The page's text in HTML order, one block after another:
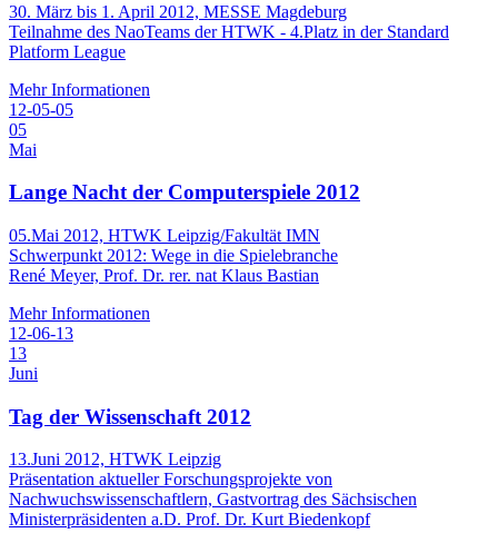
30. März bis 1. April 2012, MESSE Magdeburg
Teilnahme des NaoTeams der HTWK - 4.Platz in der Standard
Platform League
Mehr Informationen
12-05-05
05
Mai
Lange Nacht der Computerspiele 2012
05.Mai 2012, HTWK Leipzig/Fakultät IMN
Schwerpunkt 2012: Wege in die Spielebranche
René Meyer, Prof. Dr. rer. nat Klaus Bastian
Mehr Informationen
12-06-13
13
Juni
Tag der Wissenschaft 2012
13.Juni 2012, HTWK Leipzig
Präsentation aktueller Forschungsprojekte von
Nachwuchswissenschaftlern, Gastvortrag des Sächsischen
Ministerpräsidenten a.D. Prof. Dr. Kurt Biedenkopf